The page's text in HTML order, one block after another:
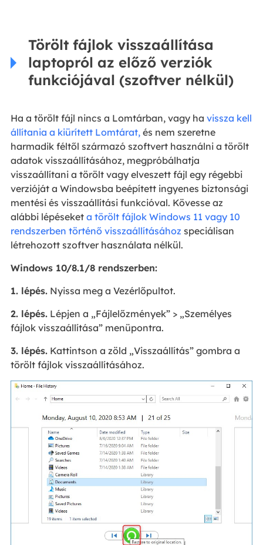
Törölt fájlok visszaállítása
laptopról az előző verziók
funkciójával (szoftver nélkül)
Ha a törölt fájl nincs a Lomtárban, vagy ha vissza kell
állítania a kiürített Lomtárat, és nem szeretne
harmadik féltől származó szoftvert használni a törölt
adatok visszaállításához, megpróbálhatja
visszaállítani a törölt vagy elveszett fájl egy régebbi
verzióját a Windowsba beépített ingyenes biztonsági
mentési és visszaállítási funkcióval. Kövesse az
alábbi lépéseket a törölt fájlok Windows 11 vagy 10
rendszerben történő visszaállításához speciálisan
létrehozott szoftver használata nélkül.
Windows 10/8.1/8 rendszerben:
1. lépés.Nyissa meg a Vezérlőpultot.
2. lépés.Lépjen a „Fájlelőzmények” > „Személyes
fájlok visszaállítása” menüpontra.
3. lépés.Kattintson a zöld „Visszaállítás” gombra a
törölt fájlok visszaállításához.